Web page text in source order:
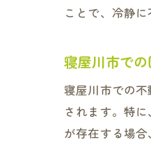
ことで、冷静
寝屋川市で
寝屋川市での
されます。特
が存在する場